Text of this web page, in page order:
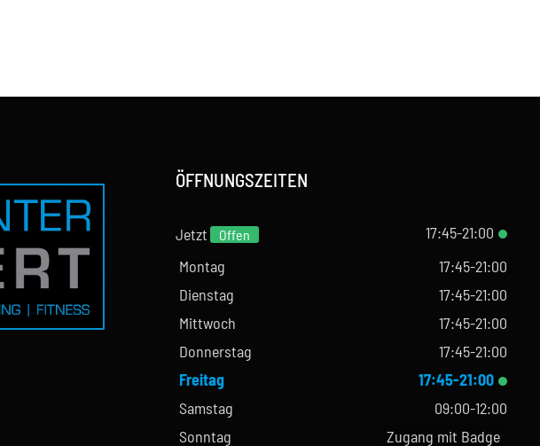
ÖFFNUNGSZEITEN
Jetzt Offen
17:45-21:00
Montag
17:45-21:00
Dienstag
17:45-21:00
Mittwoch
17:45-21:00
Donnerstag
17:45-21:00
Freitag
17:45-21:00
Samstag
09:00-12:00
Sonntag
Zugang mit Badge